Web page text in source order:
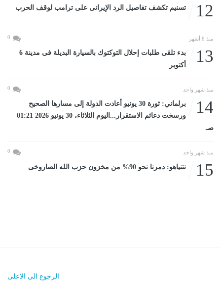
12 تسنيم تكشف تفاصيل الرد الإيرانى على ترامب لوقف الحرب
منذ 8 أشهر 0
13
بدء تلقى طلبات إحلال التوكتوك بالسيارة البديلة فى مدينة 6
أكتوبر
منذ شهر واحد 0
14
برلماني: ثورة 30 يونيو أعادت الدولة إلى مسارها الصحيح
ورسخت دعائم الاستقرار...اليوم الثلاثاء، 30 يونيو 2026 01:21
صـ
منذ شهر واحد 0
15 نتنياهو: دمرنا نحو 90% من مخزون حزب الله الصاروخى
الرجوع الى الاعلى